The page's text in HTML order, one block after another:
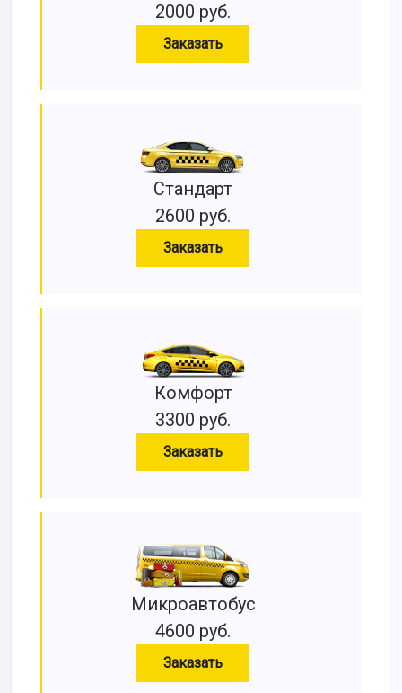
2000 руб.
Заказать
Стандарт
2600 руб.
Заказать
Комфорт
3300 руб.
Заказать
Микроавтобус
4600 руб.
Заказать